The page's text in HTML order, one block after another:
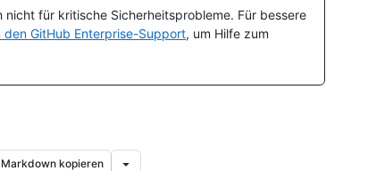
für kritische Sicherheitsprobleme. Für bessere
den GitHub Enterprise-Support, um Hilfe zum
Markdown kopieren